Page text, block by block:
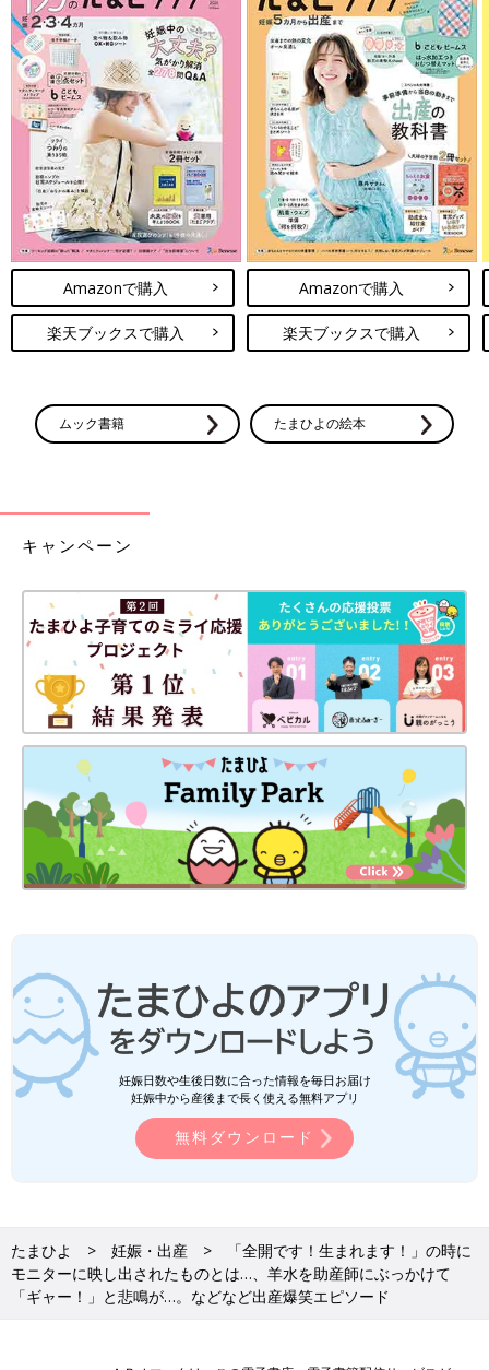
出産って意外にシュールなのよ、エピソード
「助産師さんにいきみ逃しは褒められましたが、何度いきんでも
10円玉くらいしか頭が出てこない。個人的にはいきむ練習をもっ
とすべきだったと反省しつつ、手櫛で髪をとかせるくらい陣痛が
遠のき、分娩台の上で『どうしたらいいですかねぇ』と助産師さ
んと冷静に会話。最後は8人くらいの医師に囲まれて、引っ張り
出してもらいました」（reyna）
「一生懸命いきんでいる隣で、祖母が化粧なおしをしていた…」
（たまこ）
「帝王切開での出産でした。前日24時から絶食に入るので、手術
当日はずっと空腹。赤ちゃんが取り出されたあと、先生に（医療
と言ったら、皆さんに笑われた（笑）」（みこりん）
「出産が思ったより痛くなかったこともあり、意外と冷静でし
てくださいよ～この間ね…』と、話しまくり、夫婦で温度差がす
ごかった（笑）」（わらび）
「出産時『次、ふんばって出てこなかったら切りますね』と言わ
れ、本当に嫌だったから思いっきり踏ん張ったら出てきました。
感動で夫が号泣しているのに、『切った？切った？』と、何回も
確認をしていました。夫と一緒に感動を味わっておけば良かった
と、少し後悔があります」（ミツバチ）
「第1子は45時間かかり、夫が丸2日立ち会ってくれました。陣
痛の波が落ち着いてるとき、夫は椅子に座って読書。担当医が
『僕もその本読んだんですけど～』と、世間話が始まりました。
心の中で『こっちは長いこと陣痛に耐えてるんだけどなｗｗｗ』
と、ぼやきながら気が抜けました（笑） 呑気に読書なんてとイ
ラッとする人もいるかもしれませんが、なごやかな空気感のおか
げでいい意味で力が抜けて、その後、無事出産できたので結果オ
ーブが入っていて、お腹の痛みよりも鼻チューブの痛みに気を取
られ、我が子への初めての声がけが『あ、あぁ、ああ』と、カオ
ナシみたいになってしまった（笑）」（ゾロ目ママ）
「出産し、落ち着いてからカバンの中を整理していたら、茶色の
異物を発見。『なんでこんなとこから胎盤が⁉』と、思ったら数
日前の食べかけのカヌレでした。陣痛室で食べていたのですが急
遽、分娩台へ移動となり、食べかけのカヌレを夫がそのままカバ
ード
「前駆陣痛から陣痛に切り替わる時、まだ家にいました。あまり
Amazonで購入
楽天ブックスで購入
Amazonで購入
楽天ブックスで購入
ムック書籍 たまひよの絵本
キャンペーン
妊娠日数や生後日数に合った情報を毎日お届け
妊娠中から産後まで長く使える無料アプリ
無料ダウンロード
たまひよ 妊娠・出産
「全開です！生まれます！」の時に
モニターに映し出されたものとは…、羊水を助産師にぶっかけて
「ギャー！」と悲鳴が…。などなど出産爆笑エピソード